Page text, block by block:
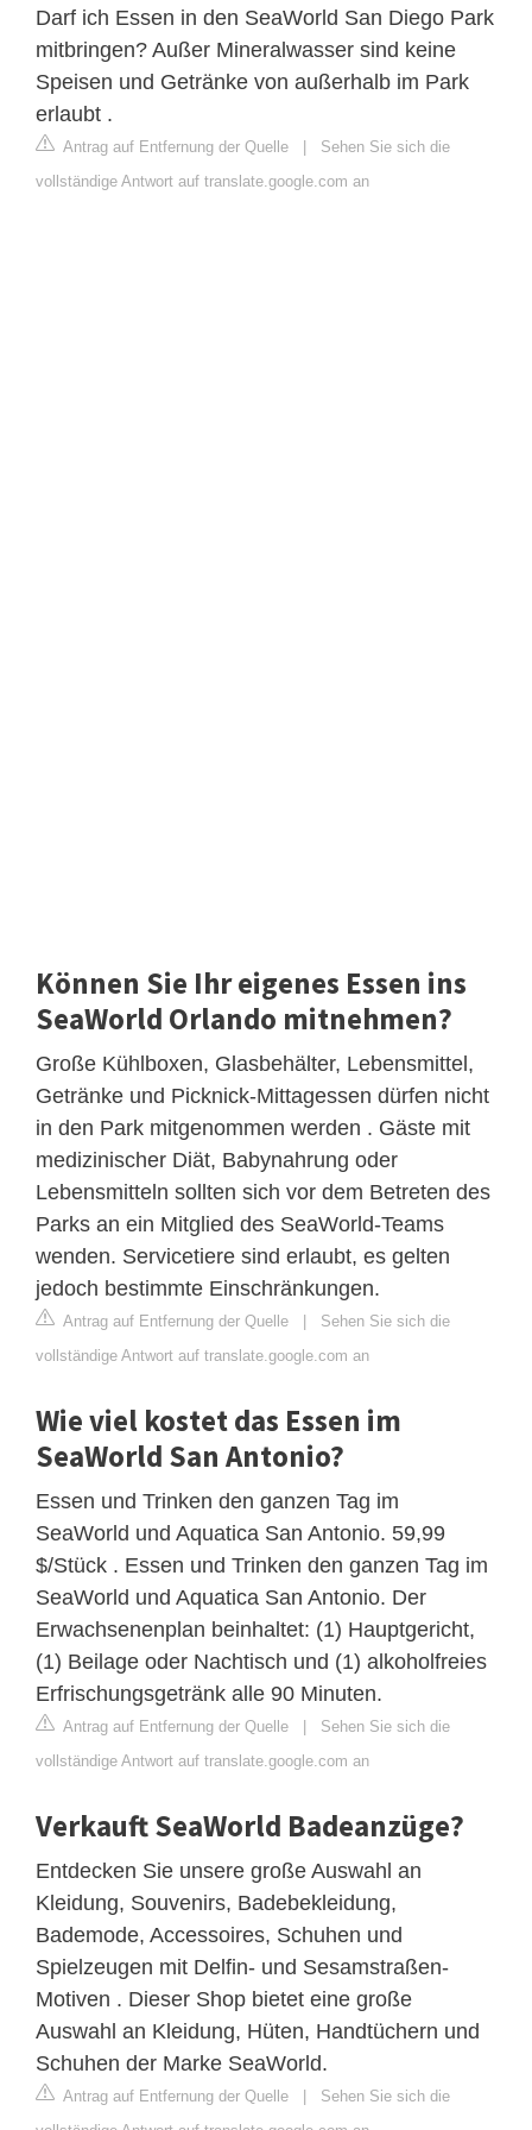
Darf ich Essen in den SeaWorld San Diego Park
mitbringen? Außer Mineralwasser sind keine
Speisen und Getränke von außerhalb im Park
erlaubt .
Antrag auf Entfernung der Quelle | Sehen Sie sich die
vollständige Antwort auf translate.google.com an
Können Sie Ihr eigenes Essen ins
SeaWorld Orlando mitnehmen?
Große Kühlboxen, Glasbehälter, Lebensmittel,
Getränke und Picknick-Mittagessen dürfen nicht
in den Park mitgenommen werden . Gäste mit
medizinischer Diät, Babynahrung oder
Lebensmitteln sollten sich vor dem Betreten des
Parks an ein Mitglied des SeaWorld-Teams
wenden. Servicetiere sind erlaubt, es gelten
jedoch bestimmte Einschränkungen.
Antrag auf Entfernung der Quelle | Sehen Sie sich die
vollständige Antwort auf translate.google.com an
Wie viel kostet das Essen im
SeaWorld San Antonio?
Essen und Trinken den ganzen Tag im
SeaWorld und Aquatica San Antonio. 59,99
$/Stück . Essen und Trinken den ganzen Tag im
SeaWorld und Aquatica San Antonio. Der
Erwachsenenplan beinhaltet: (1) Hauptgericht,
(1) Beilage oder Nachtisch und (1) alkoholfreies
Erfrischungsgetränk alle 90 Minuten.
Antrag auf Entfernung der Quelle | Sehen Sie sich die
vollständige Antwort auf translate.google.com an
Verkauft SeaWorld Badeanzüge?
Entdecken Sie unsere große Auswahl an
Kleidung, Souvenirs, Badebekleidung,
Bademode, Accessoires, Schuhen und
Spielzeugen mit Delfin- und Sesamstraßen-
Motiven . Dieser Shop bietet eine große
Auswahl an Kleidung, Hüten, Handtüchern und
Schuhen der Marke SeaWorld.
Antrag auf Entfernung der Quelle | Sehen Sie sich die